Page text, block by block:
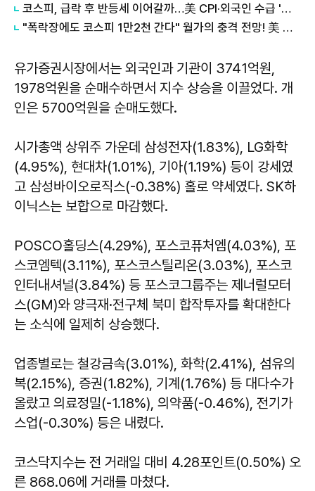
코스피, 급락 후 반등세 이어갈까…美 CPI·외국인 수급 '촉각'
"폭락장에도 코스피 1만2천 간다" 월가의 충격 전망! 美 반도체 15% 관세 폭탄·7조 빚 경기도 세수 전쟁까지
유가증권시장에서는 외국인과 기관이 3741억원,
1978억원을 순매수하면서 지수 상승을 이끌었다. 개
인은 5700억원을 순매도했다.
시가총액 상위주 가운데 삼성전자(1.83%), LG화학
(4.95%), 현대차(1.01%), 기아(1.19%) 등이 강세였
고 삼성바이오로직스(-0.38%) 홀로 약세였다. SK하
이닉스는 보합으로 마감했다.
POSCO홀딩스(4.29%), 포스코퓨처엠(4.03%), 포
스코엠텍(3.11%), 포스코스틸리온(3.03%), 포스코
인터내셔널(3.84%) 등 포스코그룹주는 제너럴모터
스(GM)와 양극재·전구체 북미 합작투자를 확대한다
는 소식에 일제히 상승했다.
업종별로는 철강금속(3.01%), 화학(2.41%), 섬유의
복(2.15%), 증권(1.82%), 기계(1.76%) 등 대다수가
올랐고 의료정밀(-1.18%), 의약품(-0.46%), 전기가
스업(-0.30%) 등은 내렸다.
코스닥지수는 전 거래일 대비 4.28포인트(0.50%) 오
른 868.06에 거래를 마쳤다.